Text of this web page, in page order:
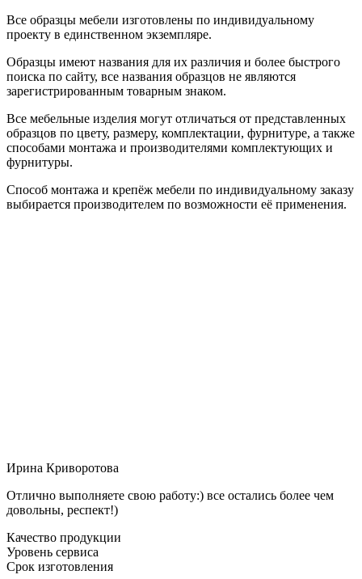
Все образцы мебели изготовлены по индивидуальному
проекту в единственном экземпляре.
Образцы имеют названия для их различия и более быстрого
поиска по сайту, все названия образцов не являются
зарегистрированным товарным знаком.
Все мебельные изделия могут отличаться от представленных
образцов по цвету, размеру, комплектации, фурнитуре, а также
способами монтажа и производителями комплектующих и
фурнитуры.
Способ монтажа и крепёж мебели по индивидуальному заказу
выбирается производителем по возможности её применения.
Ирина Криворотова
Отлично выполняете свою работу:) все остались более чем
довольны, респект!)
Качество продукции
Уровень сервиса
Срок изготовления